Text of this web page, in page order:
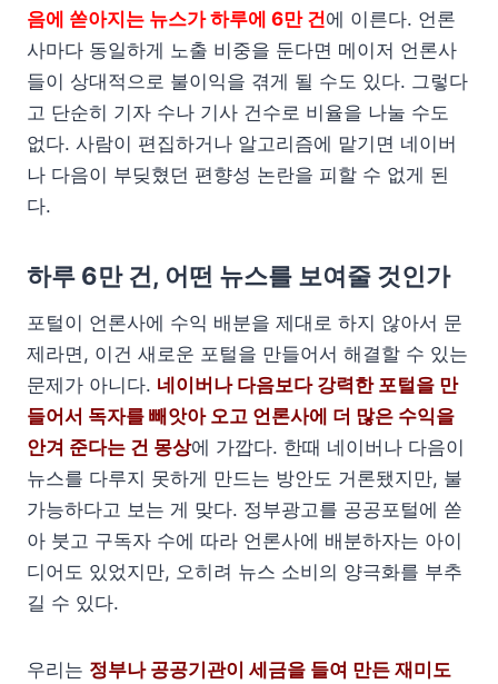
음에 쏟아지는 뉴스가 하루에 6만 건에 이른다. 언론
사마다 동일하게 노출 비중을 둔다면 메이저 언론사
들이 상대적으로 불이익을 겪게 될 수도 있다. 그렇다
고 단순히 기자 수나 기사 건수로 비율을 나눌 수도
없다. 사람이 편집하거나 알고리즘에 맡기면 네이버
나 다음이 부딪혔던 편향성 논란을 피할 수 없게 된
다.
하루 6만 건, 어떤 뉴스를 보여줄 것인가
포털이 언론사에 수익 배분을 제대로 하지 않아서 문
제라면, 이건 새로운 포털을 만들어서 해결할 수 있는
문제가 아니다. 네이버나 다음보다 강력한 포털을 만
들어서 독자를 빼앗아 오고 언론사에 더 많은 수익을
안겨 준다는 건 몽상에 가깝다. 한때 네이버나 다음이
뉴스를 다루지 못하게 만드는 방안도 거론됐지만, 불
가능하다고 보는 게 맞다. 정부광고를 공공포털에 쏟
아 붓고 구독자 수에 따라 언론사에 배분하자는 아이
디어도 있었지만, 오히려 뉴스 소비의 양극화를 부추
길 수 있다.
우리는 정부나 공공기관이 세금을 들여 만든 재미도